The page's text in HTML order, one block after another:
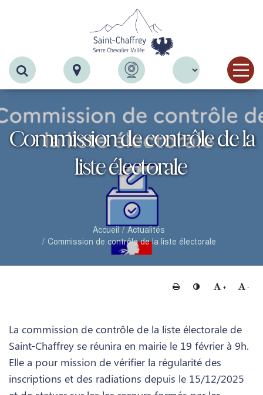
Recherche
Commission de contrôle de la
liste électorale
Accueil
Actualités
Commission de contrôle de la liste électorale
Imprimer Changer le contraste
+ Agrandir le
-
La commission de contrôle de la liste électorale de
Saint-Chaffrey se réunira en mairie le 19 février à 9h.
Elle a pour mission de vérifier la régularité des
inscriptions et des radiations depuis le 15/12/2025